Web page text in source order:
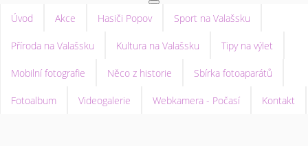
Úvod Akce Hasiči Popov Sport na Valašsku
Příroda na Valašsku Kultura na Valašsku Tipy na výlet
Mobilní fotografie Něco z historie Sbírka fotoaparátů
Fotoalbum Videogalerie Webkamera - Počasí Kontakt